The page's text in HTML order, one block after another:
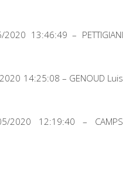
13:46:49 – PETTIGIANI
14:25:08 – GENOUD Luis
2020 12:19:40 – CAMPS